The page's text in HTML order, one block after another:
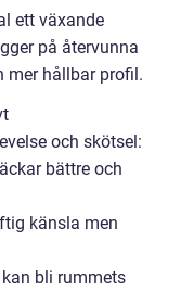
ett växande
på återvunna
mer hållbar profil.
och skötsel:
bättre och
känsla men
bli rummets